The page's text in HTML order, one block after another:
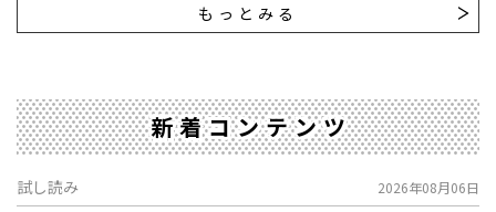
もっとみる
新着コンテンツ
試し読み 2026年08月06日